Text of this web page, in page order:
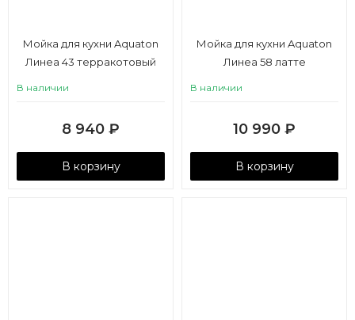
Мойка для кухни Aquaton
Линеа 43 терракотовый
В наличии
8 940 ₽
В корзину
Мойка для кухни Aquaton
Линеа 58 латте
В наличии
10 990 ₽
В корзину